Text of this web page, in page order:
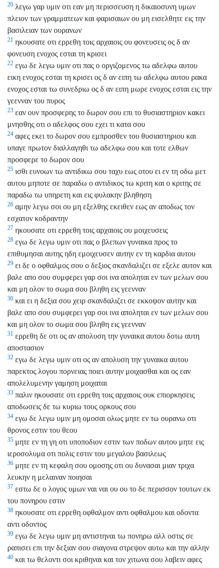
20 λεγω γαρ υμιν οτι εαν μη περισσευση η δικαιοσυνη υμων
πλειον των γραμματεων και φαρισαιων ου μη εισελθητε εις την
βασιλειαν των ουρανων
21 ηκουσατε οτι ερρεθη τοις αρχαιοις ου φονευσεις ος δ αν
φονευση ενοχος εσται τη κρισει
22 εγω δε λεγω υμιν οτι πας ο οργιζομενος τω αδελφω αυτου
εικη ενοχος εσται τη κρισει ος δ αν ειπη τω αδελφω αυτου ρακα
ενοχος εσται τω συνεδριω ος δ αν ειπη μωρε ενοχος εσται εις την
γεενναν του πυρος
23 εαν ουν προσφερης το δωρον σου επι το θυσιαστηριον κακει
μνησθης οτι ο αδελφος σου εχει τι κατα σου
24 αφες εκει το δωρον σου εμπροσθεν του θυσιαστηριου και
υπαγε πρωτον διαλλαγηθι τω αδελφω σου και τοτε ελθων
προσφερε το δωρον σου
25 ισθι ευνοων τω αντιδικω σου ταχυ εως οτου ει εν τη οδω μετ
αυτου μηποτε σε παραδω ο αντιδικος τω κριτη και ο κριτης σε
παραδω τω υπηρετη και εις φυλακην βληθηση
26 αμην λεγω σοι ου μη εξελθης εκειθεν εως αν αποδως τον
εσχατον κοδραντην
27 ηκουσατε οτι ερρεθη τοις αρχαιοις ου μοιχευσεις
28 εγω δε λεγω υμιν οτι πας ο βλεπων γυναικα προς το
επιθυμησαι αυτης ηδη εμοιχευσεν αυτην εν τη καρδια αυτου
29 ει δε ο οφθαλμος σου ο δεξιος σκανδαλιζει σε εξελε αυτον και
βαλε απο σου συμφερει γαρ σοι ινα αποληται εν των μελων σου
και μη ολον το σωμα σου βληθη εις γεενναν
30 και ει η δεξια σου χειρ σκανδαλιζει σε εκκοψον αυτην και
βαλε απο σου συμφερει γαρ σοι ινα αποληται εν των μελων σου
και μη ολον το σωμα σου βληθη εις γεενναν
31 ερρεθη δε οτι ος αν απολυση την γυναικα αυτου δοτω αυτη
αποστασιον
32 εγω δε λεγω υμιν οτι ος αν απολυση την γυναικα αυτου
παρεκτος λογου πορνειας ποιει αυτην μοιχασθαι και ος εαν
απολελυμενην γαμηση μοιχαται
33 παλιν ηκουσατε οτι ερρεθη τοις αρχαιοις ουκ επιορκησεις
αποδωσεις δε τω κυριω τους ορκους σου
34 εγω δε λεγω υμιν μη ομοσαι ολως μητε εν τω ουρανω οτι
θρονος εστιν του θεου
35 μητε εν τη γη οτι υποποδιον εστιν των ποδων αυτου μητε εις
ιεροσολυμα οτι πολις εστιν του μεγαλου βασιλεως
36 μητε εν τη κεφαλη σου ομοσης οτι ου δυνασαι μιαν τριχα
λευκην η μελαιναν ποιησαι
37 εστω δε ο λογος υμων ναι ναι ου ου το δε περισσον τουτων εκ
του πονηρου εστιν
38 ηκουσατε οτι ερρεθη οφθαλμον αντι οφθαλμου και οδοντα
αντι οδοντος
39 εγω δε λεγω υμιν μη αντιστηναι τω πονηρω αλλ οστις σε
ραπισει επι την δεξιαν σου σιαγονα στρεψον αυτω και την αλλην
40 και τω θελοντι σοι κριθηναι και τον χιτωνα σου λαβειν αφες